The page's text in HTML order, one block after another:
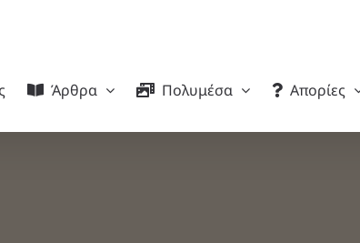
Άρθρα Πολυμέσα Απορίες